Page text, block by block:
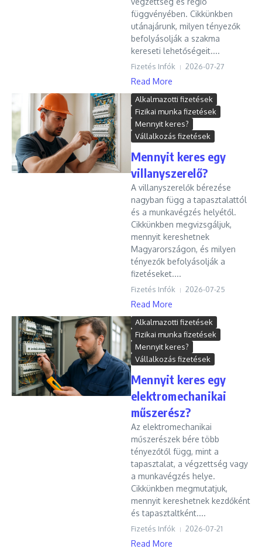
függvényében. Cikkünkben
utánajárunk, milyen tényezők
befolyásolják a szakma
kereseti lehetőségeit....
Fizetés Infók 2026-07-27
Read More
Alkalmazotti fizetések
Fizikai munka fizetések
Mennyit keres?
Vállalkozás fizetések
Mennyit keres egy
villanyszerelő?
A villanyszerelők bérezése
nagyban függ a tapasztalattól
és a munkavégzés helyétől.
Cikkünkben megvizsgáljuk,
mennyit kereshetnek
Magyarországon, és milyen
tényezők befolyásolják a
fizetéseket....
Fizetés Infók 2026-07-25
Read More
Alkalmazotti fizetések
Fizikai munka fizetések
Mennyit keres?
Vállalkozás fizetések
Mennyit keres egy
elektromechanikai
műszerész?
Az elektromechanikai
műszerészek bére több
tényezőtől függ, mint a
tapasztalat, a végzettség vagy
a munkavégzés helye.
Cikkünkben megmutatjuk,
mennyit kereshetnek kezdőként
és tapasztaltként....
Fizetés Infók 2026-07-21
Read More